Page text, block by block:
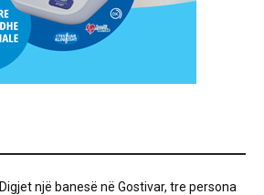
Digjet një banesë në Gostivar, tre persona